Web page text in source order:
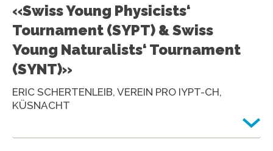
«Swiss Young Physicists‘
Tournament (SYPT) & Swiss
Young Naturalists‘ Tournament
(SYNT)»
ERIC SCHERTENLEIB, VEREIN PRO IYPT-CH,
KÜSNACHT